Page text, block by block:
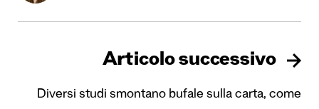
Articolo successivo
Diversi studi smontano bufale sulla carta, come